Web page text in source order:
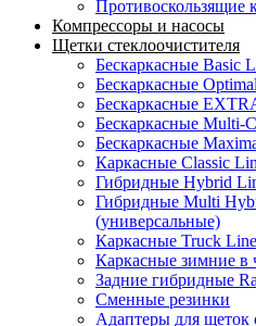
Противоскользящие
Компрессоры и насосы
Щетки стеклоочистителя
Бескаркасные Basic
Бескаркасные
Бескаркасные
Бескаркасные Multi-
Бескаркасные
Каркасные Classic
Гибридные Hybrid
Гибридные Multi
(универсальные)
Каркасные Truck
Каркасные зимние в
Задние гибридные
Сменные резинки
Адаптеры для щеток